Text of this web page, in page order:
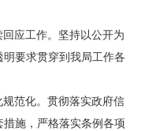
应工作。 坚持以公开为
要求贯穿到我局工作各
范化。 贯彻落实政府信
施，严格落实条例各项